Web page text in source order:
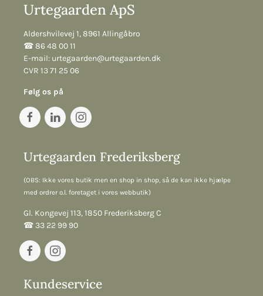
Urtegaarden ApS
Aldershvilevej 1, 8961 Allingåbro
☎︎ 86 48 00 11
E-mail: urtegaarden@urtegaarden.dk
CVR 13 71 25 06
Følg os på
Urtegaarden Frederiksberg
(OBS: Ikke vores butik men en shop in shop, så de kan ikke hjælpe
med ordrer o.l. foretaget i vores webbutik)
Gl. Kongevej 113, 1850 Frederiksberg C
☎︎ 33 22 99 90
Kundeservice